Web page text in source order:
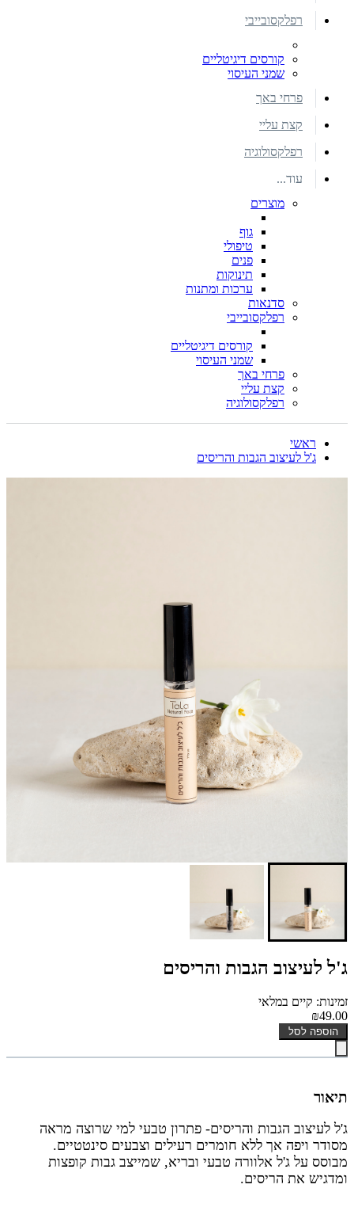
רפלקסובייבי
קורסים דיגיטליים
שמני העיסוי
פרחי באך
קצת עליי
רפלקסולוגיה
עוד...
מוצרים
גוף
טיפולי
פנים
תינוקות
ערכות ומתנות
סדנאות
רפלקסובייבי
קורסים דיגיטליים
שמני העיסוי
פרחי באך
קצת עליי
רפלקסולוגיה
ראשי
ג'ל לעיצוב הגבות והריסים
ג'ל לעיצוב הגבות והריסים
זמינות: קיים במלאי
₪49.00
הוספה לסל
תיאור
ג'ל לעיצוב הגבות והריסים- פתרון טבעי למי שרוצה מראה
מסודר ויפה אך ללא חומרים רעילים וצבעים סינטטיים.
מבוסס על ג'ל אלוורה טבעי ובריא, שמייצב גבות קופצות
ומדגיש את הריסים.